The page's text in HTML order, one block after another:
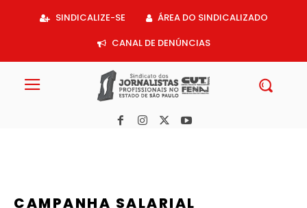
SINDICALIZE-SE
ÁREA DO SINDICALIZADO
CANAL DE DENÚNCIAS
CAMPANHA SALARIAL